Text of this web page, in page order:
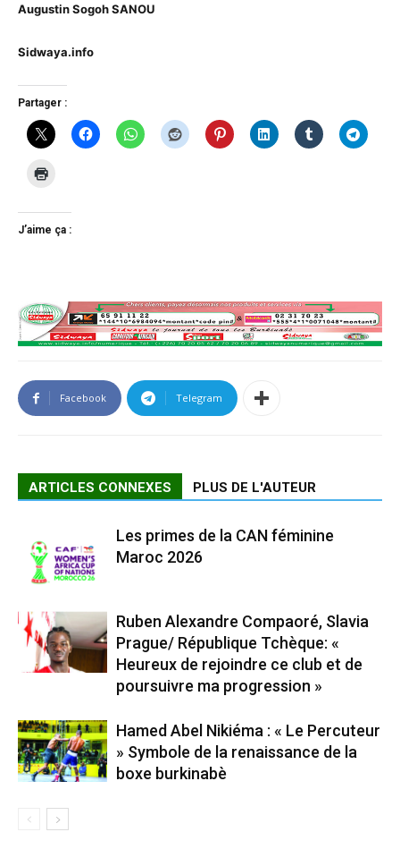
Augustin Sogoh SANOU
Sidwaya.info
Partager :
J’aime ça :
Facebook Telegram
ARTICLES CONNEXES PLUS DE L'AUTEUR
Les primes de la CAN féminine
Maroc 2026
Ruben Alexandre Compaoré, Slavia
Prague/ République Tchèque: «
Heureux de rejoindre ce club et de
poursuivre ma progression »
Hamed Abel Nikiéma : « Le Percuteur
» Symbole de la renaissance de la
boxe burkinabè